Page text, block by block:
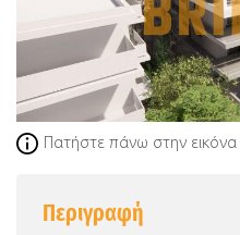
Πατήστε πάνω στην
Περιγραφή